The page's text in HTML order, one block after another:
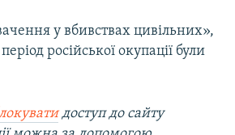
у вбивствах цивільних»,
російської окупації були
доступ до сайту